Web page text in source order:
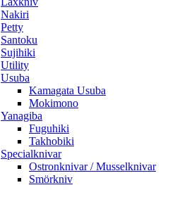
Nakiri
Petty
Santoku
Sujihiki
Utility
Usuba
Kamagata Usuba
Mokimono
Yanagiba
Fuguhiki
Takhobiki
Specialknivar
Ostronknivar / Musselknivar
Smörkniv